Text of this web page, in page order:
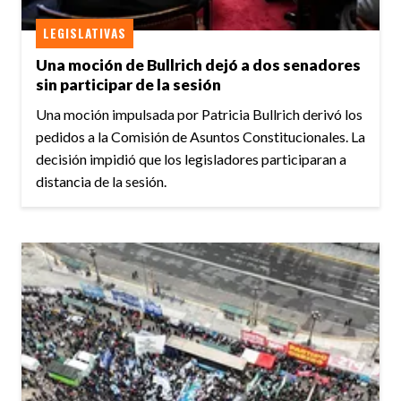
Una moción de Bullrich dejó a dos senadores
sin participar de la sesión
LEGISLATIVAS
Una moción impulsada por Patricia Bullrich derivó los
pedidos a la Comisión de Asuntos Constitucionales. La
decisión impidió que los legisladores participaran a
distancia de la sesión.